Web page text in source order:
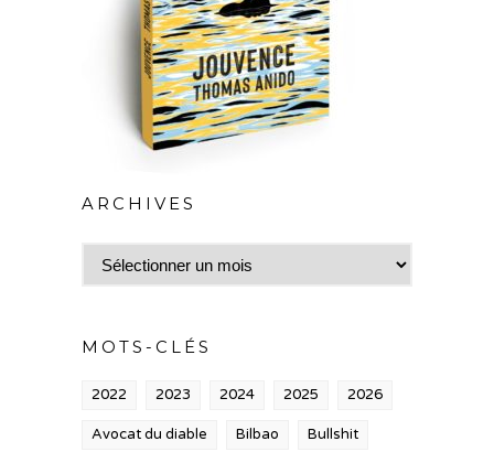
ARCHIVES
Archives
MOTS-CLÉS
2022 2023 2024 2025 2026
Avocat du diable Bilbao Bullshit